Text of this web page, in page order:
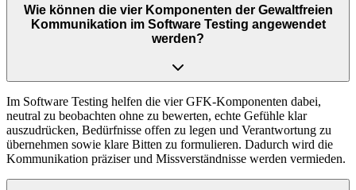
Wie können die vier Komponenten der Gewaltfreien
Kommunikation im Software Testing angewendet
werden?
Im Software Testing helfen die vier GFK-Komponenten dabei,
neutral zu beobachten ohne zu bewerten, echte Gefühle klar
auszudrücken, Bedürfnisse offen zu legen und Verantwortung zu
übernehmen sowie klare Bitten zu formulieren. Dadurch wird die
Kommunikation präziser und Missverständnisse werden vermieden.